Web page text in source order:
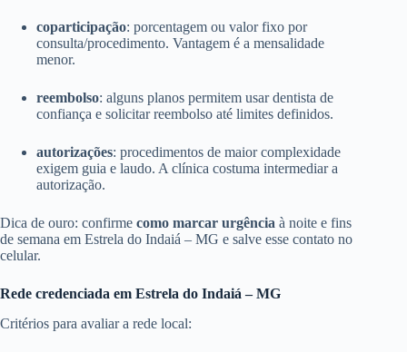
coparticipação: porcentagem ou valor fixo por
consulta/procedimento. Vantagem é a mensalidade
menor.
reembolso: alguns planos permitem usar dentista de
confiança e solicitar reembolso até limites definidos.
autorizações: procedimentos de maior complexidade
exigem guia e laudo. A clínica costuma intermediar a
autorização.
Dica de ouro: confirme como marcar urgência à noite e fins
de semana em Estrela do Indaiá – MG e salve esse contato no
celular.
Rede credenciada em Estrela do Indaiá – MG
Critérios para avaliar a rede local: